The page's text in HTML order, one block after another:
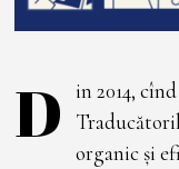
D
in 2014,
organic și